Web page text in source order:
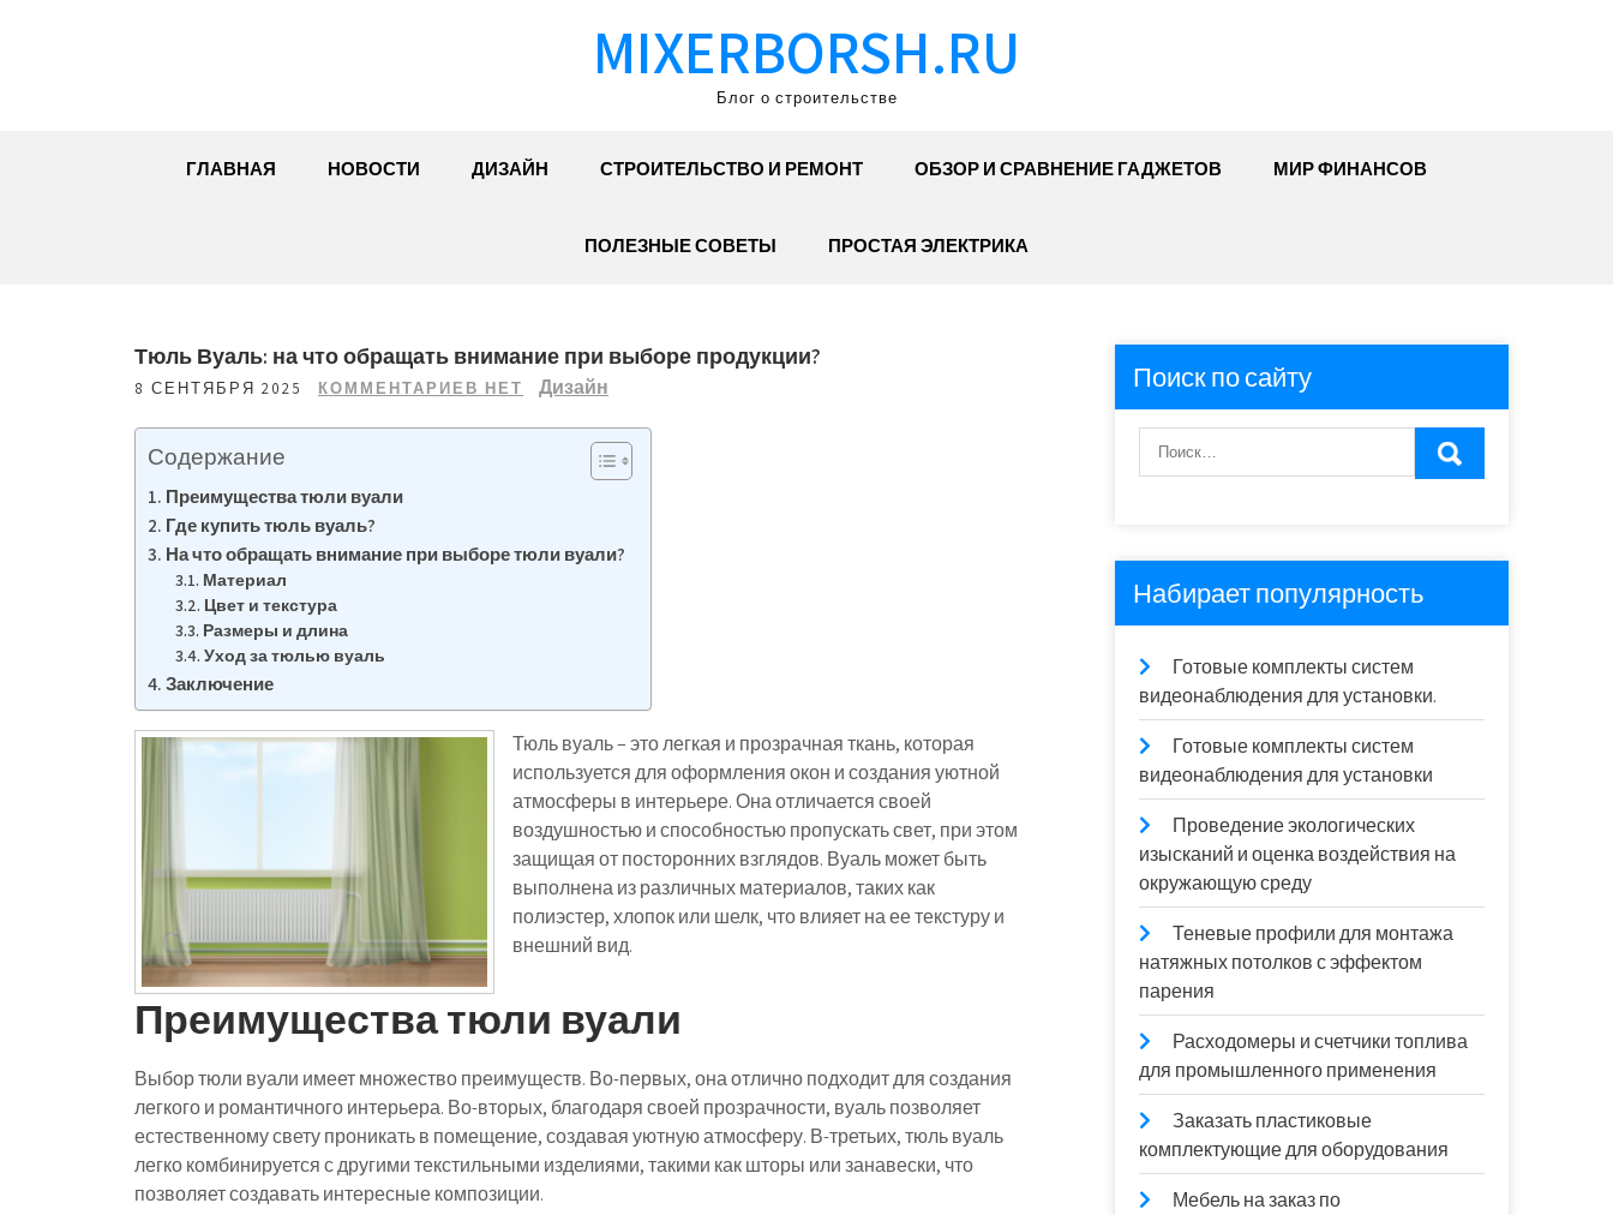
MIXERBORSH.RU
Блог о строительстве
ГЛАВНАЯ НОВОСТИ ДИЗАЙН СТРОИТЕЛЬСТВО И РЕМОНТ ОБЗОР И СРАВНЕНИЕ ГАДЖЕТОВ МИР ФИНАНСОВ
ПОЛЕЗНЫЕ СОВЕТЫ ПРОСТАЯ ЭЛЕКТРИКА
Тюль Вуаль: на что обращать внимание при выборе продукции?
8 СЕНТЯБРЯ 2025 КОММЕНТАРИЕВ НЕТ Дизайн
Содержание
Преимущества тюли вуали
Где купить тюль вуаль?
На что обращать внимание при выборе тюли вуали?
Материал
Цвет и текстура
Размеры и длина
Уход за тюлью вуаль
Заключение
Тюль вуаль – это легкая и прозрачная ткань, которая
используется для оформления окон и создания уютной
атмосферы в интерьере. Она отличается своей
воздушностью и способностью пропускать свет, при этом
защищая от посторонних взглядов. Вуаль может быть
выполнена из различных материалов, таких как
полиэстер, хлопок или шелк, что влияет на ее текстуру и
внешний вид.
Преимущества тюли вуали
Выбор тюли вуали имеет множество преимуществ. Во-первых, она отлично подходит для создания
легкого и романтичного интерьера. Во-вторых, благодаря своей прозрачности, вуаль позволяет
естественному свету проникать в помещение, создавая уютную атмосферу. В-третьих, тюль вуаль
легко комбинируется с другими текстильными изделиями, такими как шторы или занавески, что
позволяет создавать интересные композиции.
Поиск по сайту
Набирает популярность
Готовые комплекты систем
видеонаблюдения для установки.
Готовые комплекты систем
видеонаблюдения для установки
Проведение экологических
изысканий и оценка воздействия на
окружающую среду
Теневые профили для монтажа
натяжных потолков с эффектом
парения
Расходомеры и счетчики топлива
для промышленного применения
Заказать пластиковые
комплектующие для оборудования
Мебель на заказ по